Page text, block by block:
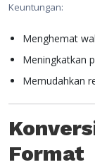
Keuntungan:
Menghemat
Meningkatkan
Memudahkan
Format